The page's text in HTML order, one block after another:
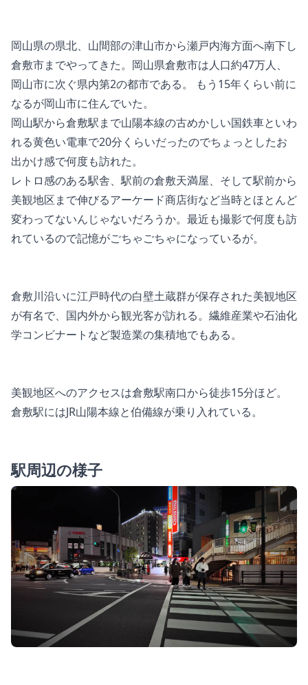
岡山県の県北、山間部の津山市から瀬戸内海方面へ南下し
倉敷市までやってきた。岡山県倉敷市は人口約47万人、
岡山市に次ぐ県内第2の都市である。 もう15年くらい前に
なるが岡山市に住んでいた。
岡山駅から倉敷駅まで山陽本線の古めかしい国鉄車といわ
れる黄色い電車で20分くらいだったのでちょっとしたお
出かけ感で何度も訪れた。
レトロ感のある駅舎、駅前の倉敷天満屋、そして駅前から
美観地区まで伸びるアーケード商店街など当時とほとんど
変わってないんじゃないだろうか。最近も撮影で何度も訪
れているので記憶がごちゃごちゃになっているが。
倉敷川沿いに江戸時代の白壁土蔵群が保存された美観地区
が有名で、国内外から観光客が訪れる。繊維産業や石油化
学コンビナートなど製造業の集積地でもある。
美観地区へのアクセスは倉敷駅南口から徒歩15分ほど。
倉敷駅にはJR山陽本線と伯備線が乗り入れている。
駅周辺の様子